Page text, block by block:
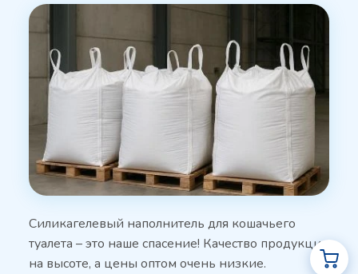
Силикагелевый наполнитель для кошачьего
туалета – это наше спасение! Качество продукции
на высоте, а цены оптом очень низкие.